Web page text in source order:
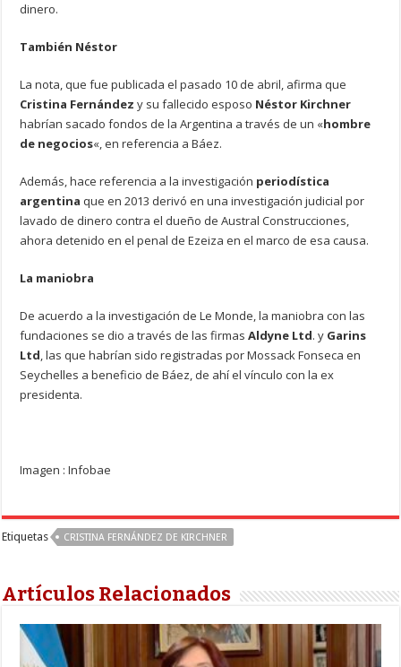
dinero.
También Néstor
La nota, que fue publicada el pasado 10 de abril, afirma que
Cristina Fernández y su fallecido esposo Néstor Kirchner
habrían sacado fondos de la Argentina a través de un «hombre
de negocios«, en referencia a Báez.
Además, hace referencia a la investigación periodística
argentina que en 2013 derivó en una investigación judicial por
lavado de dinero contra el dueño de Austral Construcciones,
ahora detenido en el penal de Ezeiza en el marco de esa causa.
La maniobra
De acuerdo a la investigación de Le Monde, la maniobra con las
fundaciones se dio a través de las firmasAldyne Ltd. y Garins
Ltd, las que habrían sido registradas por Mossack Fonseca en
Seychelles a beneficio de Báez, de ahí el vínculo con la ex
presidenta.
Imagen : Infobae
Etiquetas CRISTINA FERNÁNDEZ DE KIRCHNER
Artículos Relacionados